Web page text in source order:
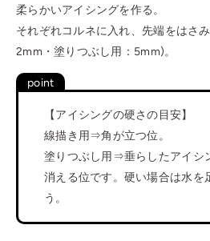
柔らかいアイシングを作る。
それぞれコルネに入れ、先端をはさ
2mm・塗りつぶし用：5mm)。
【アイシングの硬さの目安】
線描き用⇒角が立つ位。
塗りつぶし用⇒垂らしたアイシ
消える位です。硬い場合は水を
う。